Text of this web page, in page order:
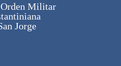
Orden Militar
Jorge